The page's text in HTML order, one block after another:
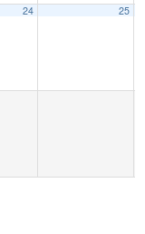
24 25